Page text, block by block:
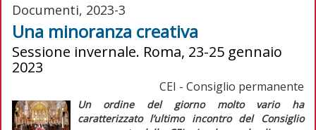
Documenti, 2023-3
Una minoranza creativa
Sessione invernale. Roma, 23-25 gennaio
2023
CEI - Consiglio permanente
Un ordine del giorno molto vario ha
caratterizzato l’ultimo incontro del Consiglio